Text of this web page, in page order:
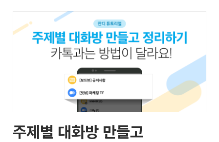
주제별 대화방 만들고